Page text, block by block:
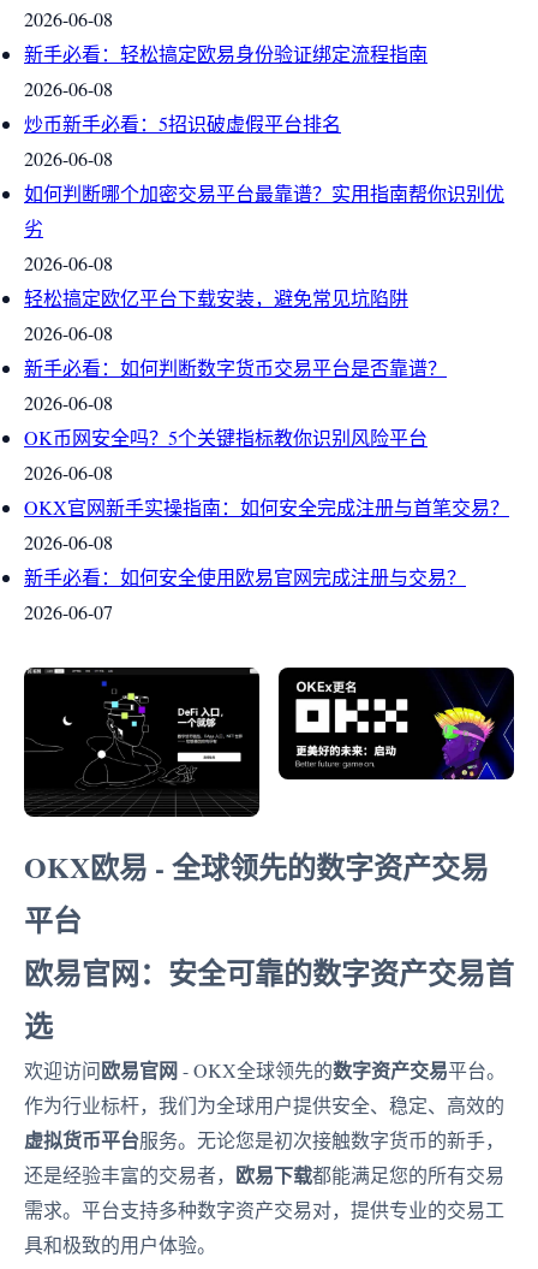
2026-06-08
新手必看：轻松搞定欧易身份验证绑定流程指南
2026-06-08
炒币新手必看：5招识破虚假平台排名
2026-06-08
如何判断哪个加密交易平台最靠谱？实用指南帮你识别优
劣
2026-06-08
轻松搞定欧亿平台下载安装，避免常见坑陷阱
2026-06-08
新手必看：如何判断数字货币交易平台是否靠谱？
2026-06-08
OK币网安全吗？5个关键指标教你识别风险平台
2026-06-08
OKX官网新手实操指南：如何安全完成注册与首笔交易？
2026-06-08
新手必看：如何安全使用欧易官网完成注册与交易？
2026-06-07
OKX欧易 - 全球领先的数字资产交易
平台
欧易官网：安全可靠的数字资产交易首
选
欢迎访问欧易官网- OKX全球领先的数字资产交易平台。
作为行业标杆，我们为全球用户提供安全、稳定、高效的
虚拟货币平台服务。无论您是初次接触数字货币的新手，
还是经验丰富的交易者， 欧易下载都能满足您的所有交易
需求。平台支持多种数字资产交易对，提供专业的交易工
具和极致的用户体验。